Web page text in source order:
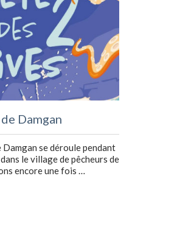
Damgan
Damgan se déroule pendant
le village de pêcheurs de
encore une fois …